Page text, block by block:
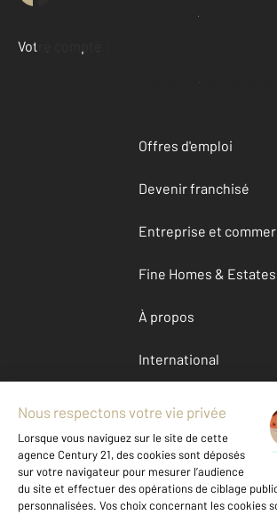
Demander une estimation
Votre compte :
Accéder à mon compte
Offres d'emploi
Devenir franchisé
Entreprise et
Fine Homes & Estates
À propos
International
Mentions légales & CGU et Barèmes
Données personnelles